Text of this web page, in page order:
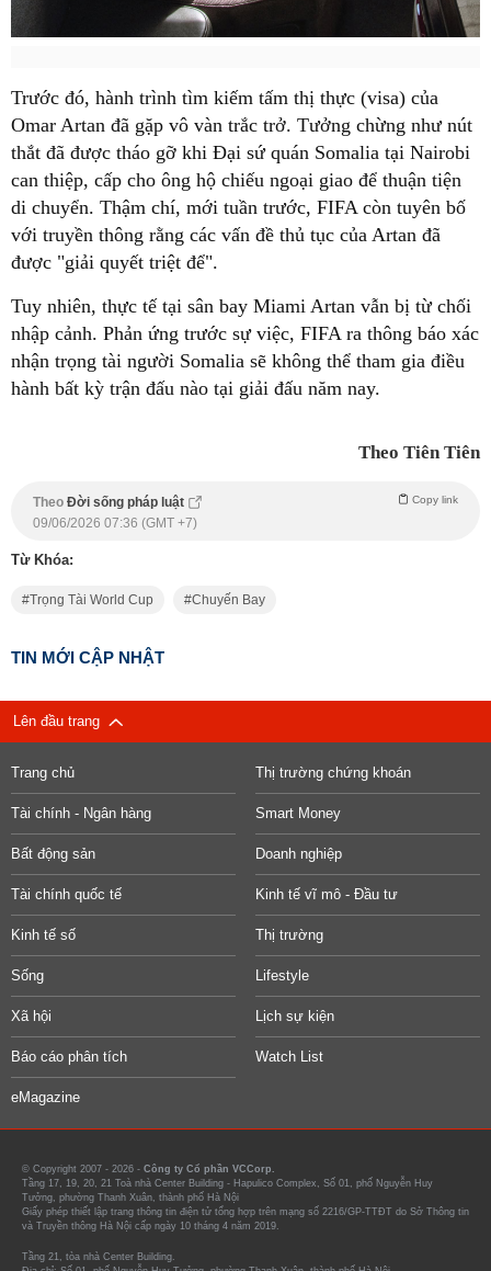
Trước đó, hành trình tìm kiếm tấm thị thực (visa) của
Omar Artan đã gặp vô vàn trắc trở. Tưởng chừng như nút
thắt đã được tháo gỡ khi Đại sứ quán Somalia tại Nairobi
can thiệp, cấp cho ông hộ chiếu ngoại giao để thuận tiện
di chuyển. Thậm chí, mới tuần trước, FIFA còn tuyên bố
với truyền thông rằng các vấn đề thủ tục của Artan đã
được "giải quyết triệt để".
Tuy nhiên, thực tế tại sân bay Miami Artan vẫn bị từ chối
nhập cảnh. Phản ứng trước sự việc, FIFA ra thông báo xác
nhận trọng tài người Somalia sẽ không thể tham gia điều
hành bất kỳ trận đấu nào tại giải đấu năm nay.
Theo Tiên Tiên
Theo Đời sống pháp luật Copy link
09/06/2026 07:36 (GMT +7)
Từ Khóa:
Trọng Tài World Cup Chuyến Bay
TIN MỚI CẬP NHẬT
Lên đầu trang
Trang chủ Thị trường chứng khoán
Tài chính - Ngân hàng Smart Money
Bất động sản Doanh nghiệp
Tài chính quốc tế Kinh tế vĩ mô - Đầu tư
Kinh tế số Thị trường
Sống Lifestyle
Xã hội Lịch sự kiện
Báo cáo phân tích Watch List
eMagazine
© Copyright 2007 - 2026 - Công ty Cổ phần VCCorp.
Tầng 17, 19, 20, 21 Toà nhà Center Building - Hapulico Complex, Số 01, phố Nguyễn Huy
Tưởng, phường Thanh Xuân, thành phố Hà Nội
Giấy phép thiết lập trang thông tin điện tử tổng hợp trên mạng số 2216/GP-TTĐT do Sở Thông tin
và Truyền thông Hà Nội cấp ngày 10 tháng 4 năm 2019.
Tầng 21, tòa nhà Center Building.